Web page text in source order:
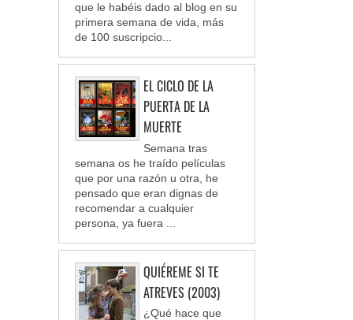
que le habéis dado al blog en su
primera semana de vida, más
de 100 suscripcio...
EL CICLO DE LA
PUERTA DE LA
MUERTE
Semana tras
semana os he traído películas
que por una razón u otra, he
pensado que eran dignas de
recomendar a cualquier
persona, ya fuera ...
QUIÉREME SI TE
ATREVES (2003)
¿Qué hace que